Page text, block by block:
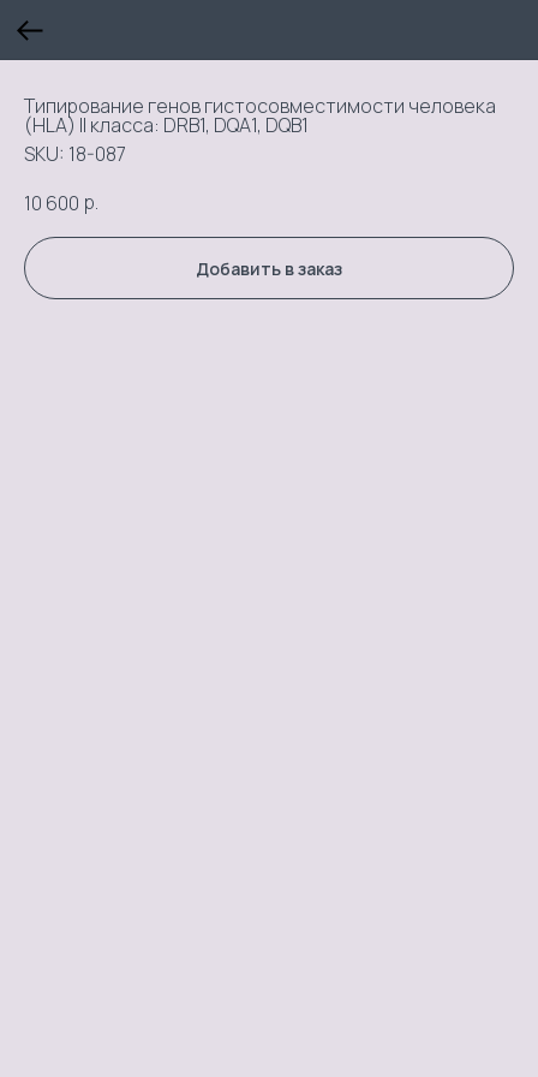
Типирование генов гистосовместимости человека
(HLA) II класса: DRB1, DQA1, DQB1
SKU: 18-087
10 600 р.
Добавить в заказ